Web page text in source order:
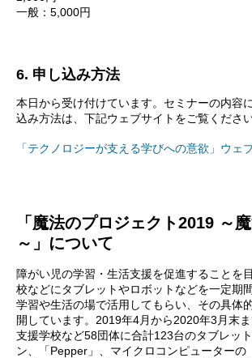
一般：5,000円
6. 申し込み方法
本日から受け付けています。セミナーの内容
込み方法は、下記ウェブサイトをご覧ください
「テクノロジーが支える学びへの意欲」ウェ
「魔法のプロジェクト2019 ～
～」について
障がい児の学習・生活支援を促進することを
校などにタブレットやロボットなどを一定期
学習や生活の場で活用してもらい、その具体
開しています。2019年4月から2020年3月末
支援学校など58団体に合計123台のタブレッ
ン、「Pepper」、マイクロコンピューターの